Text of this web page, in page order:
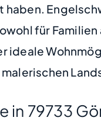
haben.
für Familien
ideale
in 79733